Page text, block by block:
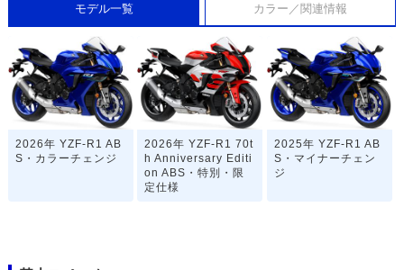
モデル一覧 カラー／関連情報
2026年 YZF-R1 AB
S・カラーチェンジ
2026年 YZF-R1 70t
h Anniversary Editi
on ABS・特別・限
定仕様
2025年 YZF-R1 AB
S・マイナーチェン
ジ